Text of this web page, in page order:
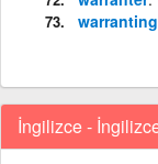
warranting
İngilizce -